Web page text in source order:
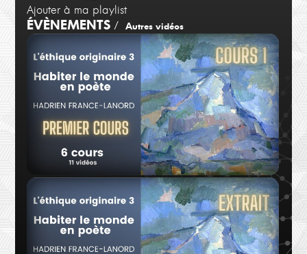
Ajouter à ma playlist
ÉVÈNEMENTS /Autres vidéos